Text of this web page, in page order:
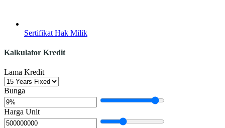
Sertifikat Hak Milik
Kalkulator Kredit
Lama Kredit
Bunga
Harga Unit